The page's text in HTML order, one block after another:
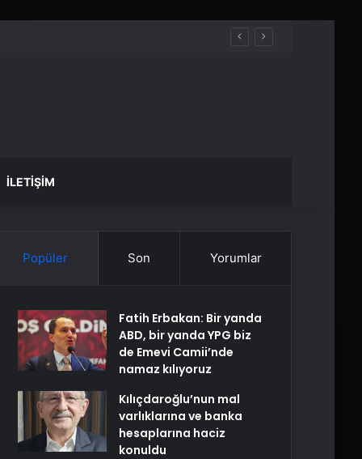
İLETIŞIM
Popüler Son Yorumlar
Fatih Erbakan: Bir yanda
ABD, bir yanda YPG biz
de Emevi Camii’nde
namaz kılıyoruz
Kılıçdaroğlu’nun mal
varlıklarına ve banka
hesaplarına haciz
konuldu